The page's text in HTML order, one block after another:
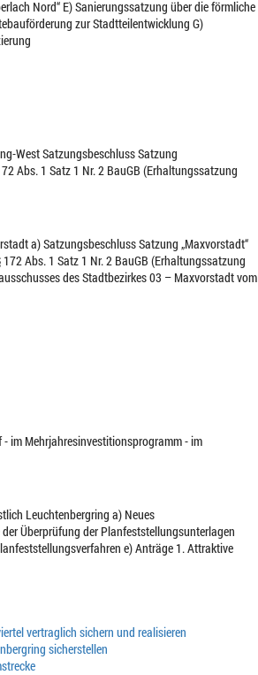
Nord“ E) Sanierungssatzung über die förmliche
zur Stadtteilentwicklung G)
West Satzungsbeschluss Satzung
Abs. 1 Satz 1 Nr. 2 BauGB (Erhaltungssatzung
a) Satzungsbeschluss Satzung „Maxvorstadt“
Abs. 1 Satz 1 Nr. 2 BauGB (Erhaltungssatzung
des Stadtbezirkes 03 – Maxvorstadt vom
im Mehrjahresinvestitionsprogramm - im
Leuchtenbergring a) Neues
Überprüfung der Planfeststellungsunterlagen
e) Anträge 1. Attraktive
vertraglich sichern und realisieren
sicherstellen